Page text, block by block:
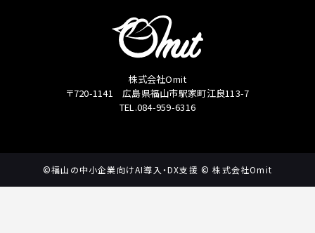
株式会社Omit
〒720-1141 広島県福山市駅家町江良113-7
TEL.084-959-6316
©福山の中小企業向けAI導入・DX支援 © 株式会社Omit